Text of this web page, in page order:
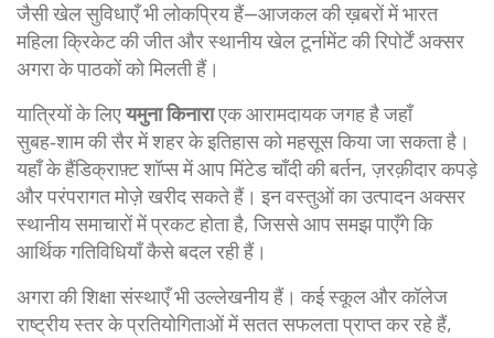
जैसी खेल सुविधाएँ भी लोकप्रिय हैं—आजकल की ख़बरों में भारत
महिला क्रिकेट की जीत और स्थानीय खेल टूर्नामेंट की रिपोर्टें अक्सर
अगरा के पाठकों को मिलती हैं।
यात्रियों के लिएयमुना किनाराएक आरामदायक जगह है जहाँ
सुबह‑शाम की सैर में शहर के इतिहास को महसूस किया जा सकता है।
यहाँ के हैंडिक्राफ़्ट शॉप्स में आप मिंटेड चाँदी की बर्तन, ज़रक़ीदार कपड़े
और परंपरागत मोज़े खरीद सकते हैं। इन वस्तुओं का उत्पादन अक्सर
स्थानीय समाचारों में प्रकट होता है, जिससे आप समझ पाएँगे कि
आर्थिक गतिविधियाँ कैसे बदल रही हैं।
अगरा की शिक्षा संस्थाएँ भी उल्लेखनीय हैं। कई स्कूल और कॉलेज
राष्ट्रीय स्तर के प्रतियोगिताओं में सतत सफलता प्राप्त कर रहे हैं,